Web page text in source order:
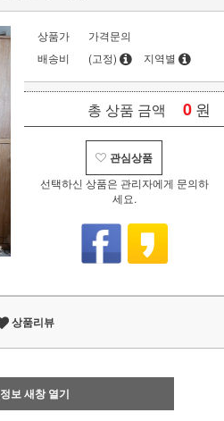
상품가
가격문의
배송비
(고정) 지역별
총 상품 금액 0 원
관심상품
선택하신 상품은 관리자에게 문의하
세요.
상품리뷰
보 새창 열기